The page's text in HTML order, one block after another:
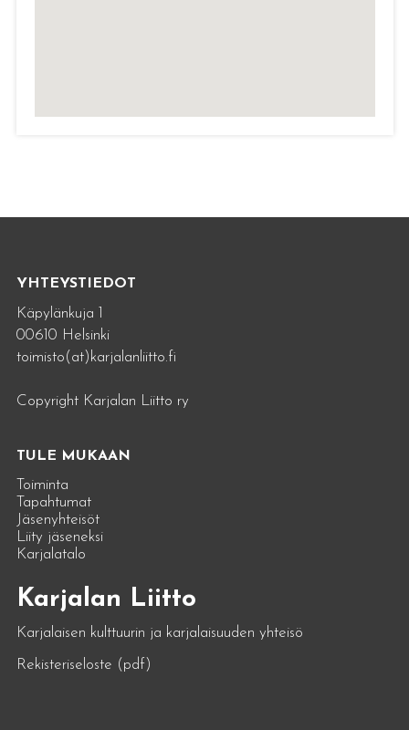
YHTEYSTIEDOT
Käpylänkuja 1
00610 Helsinki
toimisto(at)karjalanliitto.fi
Copyright Karjalan Liitto ry
TULE MUKAAN
Toiminta
Tapahtumat
Jäsenyhteisöt
Liity jäseneksi
Karjalatalo
Karjalan Liitto
Karjalaisen kulttuurin ja karjalaisuuden yhteisö
Rekisteriseloste (pdf)